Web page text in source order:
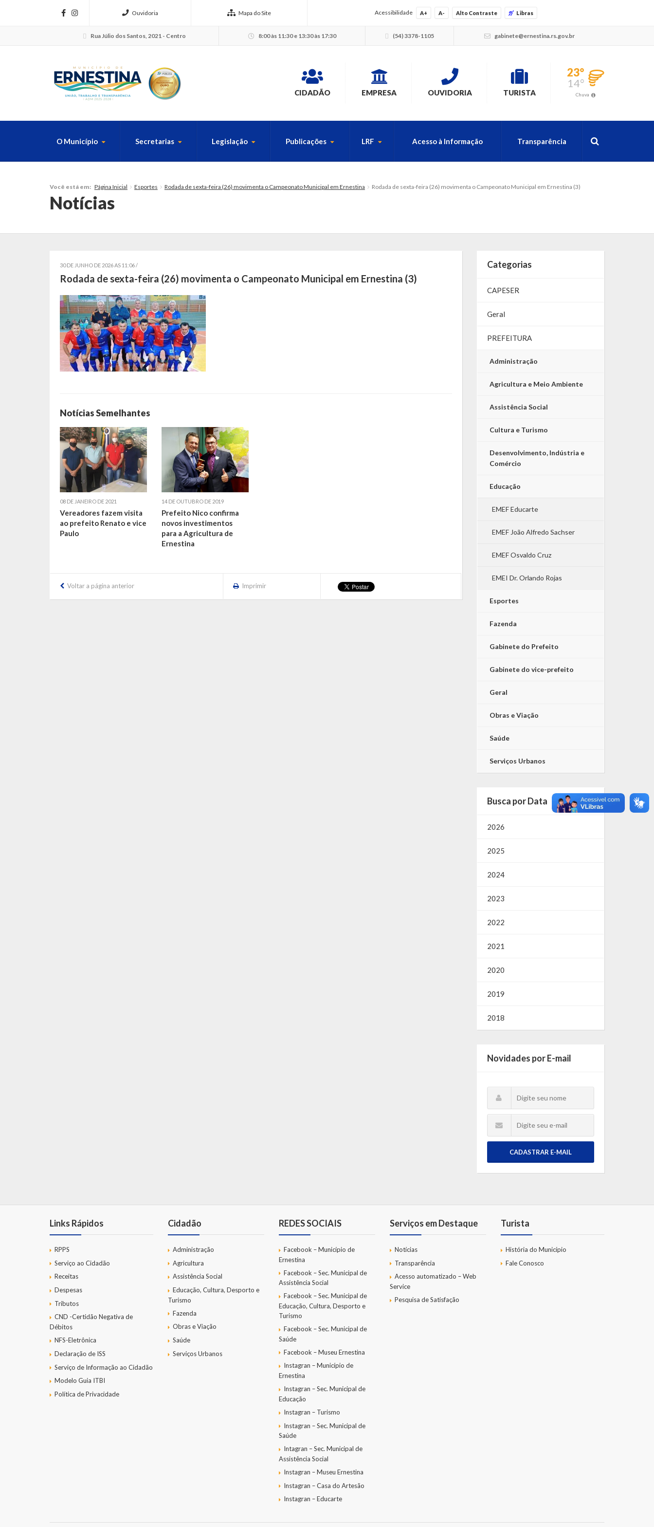
Ouvidoria Mapa do Site Acessibilidade A+ A- Alto Contraste Libras
Rua Júlio dos Santos, 2021 - Centro 8:00 às 11:30 e 13:30 às 17:30 (54) 3378-1105 gabinete@ernestina.rs.gov.br
CIDADÃO EMPRESA OUVIDORIA TURISTA
23°
14°
Chuva
O Município Secretarias Legislação Publicações LRF Acesso à Informação Transparência
Você está em: Página Inicial Esportes Rodada de sexta-feira (26) movimenta o Campeonato Municipal em Ernestina Rodada de sexta-feira (26) movimenta o Campeonato Municipal em Ernestina (3)
Notícias
30 DE JUNHO DE 2026 AS 11:06 /
Rodada de sexta-feira (26) movimenta o Campeonato Municipal em Ernestina (3)
Notícias Semelhantes
08 DE JANEIRO DE 2021
Vereadores fazem visita
ao prefeito Renato e vice
Paulo
14 DE OUTUBRO DE 2019
Prefeito Nico confirma
novos investimentos
para a Agricultura de
Ernestina
Voltar a página anterior Imprimir
Categorias
CAPESER
Geral
PREFEITURA
Administração
Agricultura e Meio Ambiente
Assistência Social
Cultura e Turismo
Desenvolvimento, Indústria e
Comércio
Educação
EMEF Educarte
EMEF João Alfredo Sachser
EMEF Osvaldo Cruz
EMEI Dr. Orlando Rojas
Esportes
Fazenda
Gabinete do Prefeito
Gabinete do vice-prefeito
Geral
Obras e Viação
Saúde
Serviços Urbanos
Busca por Data
2026
2025
2024
2023
2022
2021
2020
2019
2018
Novidades por E-mail
CADASTRAR E-MAIL
Links Rápidos
RPPS
Serviço ao Cidadão
Receitas
Despesas
Tributos
CND -Certidão Negativa de
Débitos
NFS-Eletrônica
Declaração de ISS
Serviço de Informação ao Cidadão
Modelo Guia ITBI
Política de Privacidade
Cidadão
Administração
Agricultura
Assistência Social
Educação, Cultura, Desporto e
Turismo
Fazenda
Obras e Viação
Saúde
Serviços Urbanos
REDES SOCIAIS
Facebook – Município de
Ernestina
Facebook – Sec. Municipal de
Assistência Social
Facebook – Sec. Municipal de
Educação, Cultura, Desporto e
Turismo
Facebook – Sec. Municipal de
Saúde
Facebook – Museu Ernestina
Instagran – Município de
Ernestina
Instagran – Sec. Municipal de
Educação
Instagran – Turismo
Instagran – Sec. Municipal de
Saúde
Intagran – Sec. Municipal de
Assistência Social
Instagran – Museu Ernestina
Instagran – Casa do Artesão
Instagran – Educarte
Serviços em Destaque
Notícias
Transparência
Acesso automatizado – Web
Service
Pesquisa de Satisfação
Turista
História do Município
Fale Conosco